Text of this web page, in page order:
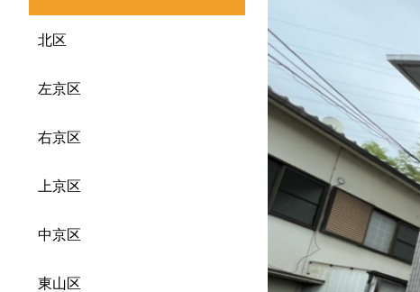
北区
左京区
右京区
上京区
中京区
東山区